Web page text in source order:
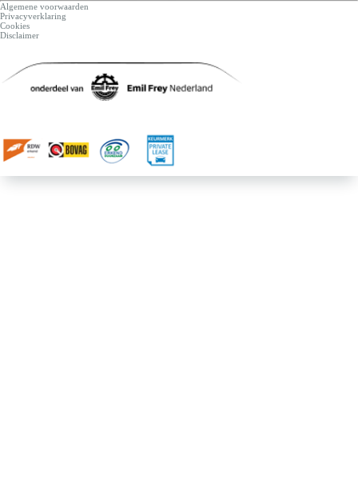
Algemene voorwaarden
Privacyverklaring
Cookies
Disclaimer